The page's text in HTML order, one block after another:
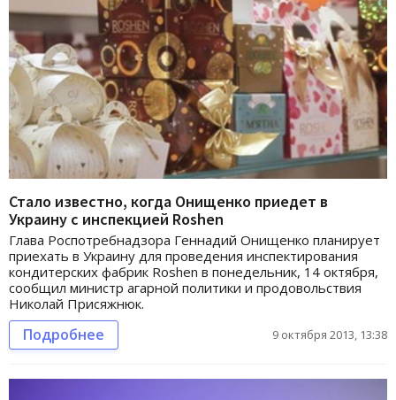
Стало известно, когда Онищенко приедет в
Украину с инспекцией Roshen
Глава Роспотребнадзора Геннадий Онищенко планирует
приехать в Украину для проведения инспектирования
кондитерских фабрик Roshen в понедельник, 14 октября,
сообщил министр агарной политики и продовольствия
Николай Присяжнюк.
Подробнее 9 октября 2013, 13:38